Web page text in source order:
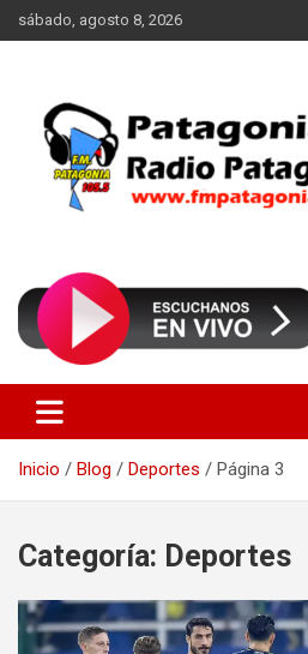
Saltar
al
sábado, agosto 8, 2026
FM Patagonia
Inicio Blog Deportes Página 3
Categoría: Deportes